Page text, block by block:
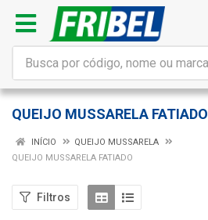
QUEIJO MUSSARELA FATIADO
INÍCIO
QUEIJO MUSSARELA
QUEIJO MUSSARELA FATIADO
Filtros